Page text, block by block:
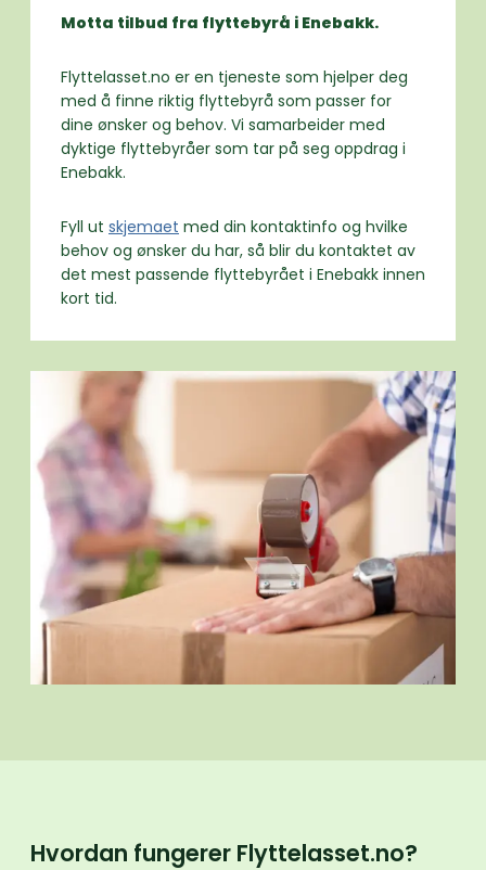
Motta tilbud fra flyttebyrå i Enebakk.
Flyttelasset.no er en tjeneste som hjelper deg
med å finne riktig flyttebyrå som passer for
dine ønsker og behov. Vi samarbeider med
dyktige flyttebyråer som tar på seg oppdrag i
Enebakk.
Fyll ut skjemaet med din kontaktinfo og hvilke
behov og ønsker du har, så blir du kontaktet av
det mest passende flyttebyrået i Enebakk innen
kort tid.
Hvordan fungerer Flyttelasset.no?